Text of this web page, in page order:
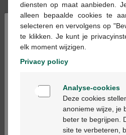
Voorraad uitgeput
Op werkdagen vóór 12u
werkdag geleverd
levering in je
levering thuis vanaf €55
betalen
Klantendienstvia chat of
Bienvenue
Ga verder in het
diensten op maat aanbieden.
alleen bepaalde cookies te
selecteren en vervolgens op
te klikken. Je kunt je
elk moment wijzigen.
Privacy policy
Analyse-cookies
Deze cookies
anonieme wijze, je
beter te begrijpen.
site te verbeteren,